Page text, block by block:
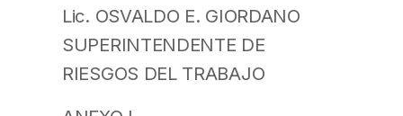
Lic. OSVALDO E. GIORDANO
SUPERINTENDENTE DE
RIESGOS DEL TRABAJO